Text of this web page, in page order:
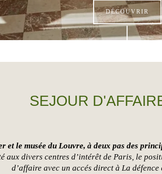
DÉCOUVRIR
SEJOUR
et le musée du Louvre, à deux pas des
aux divers centres d’intérêt de Paris, le
d’affaire avec un accés direct à La